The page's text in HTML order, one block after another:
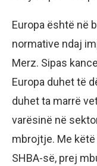
Europa është në
normative ndaj
Merz. Sipas
Europa duhet të
duhet ta marrë
varësinë në
mbrojtje. Me
SHBA-së, prej